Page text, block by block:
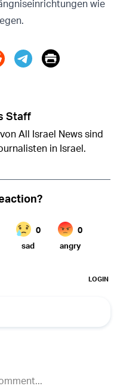
wie
Print
Staff
All Israel News sind
in Israel.